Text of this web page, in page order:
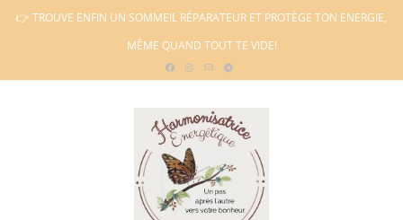
Skip👉 TROUVE ENFIN UN SOMMEIL RÉPARATEUR ET PROTÈGE TON ENERGIE,
MÊME QUAND TOUT TE VIDE!